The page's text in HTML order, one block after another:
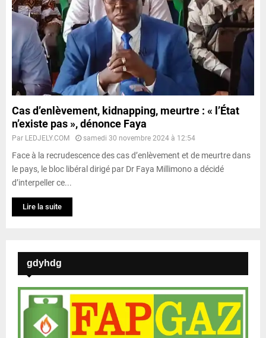
Cas d’enlèvement, kidnapping, meurtre : « l’État
n’existe pas », dénonce Faya
Par LEDJELY.COM samedi 30 novembre 2024 à 12:54
Face à la recrudescence des cas d’enlèvement et de meurtre dans
le pays, le bloc libéral dirigé par Dr Faya Millimono a décidé
d’interpeller ce...
Lire la suite
gdyhdg